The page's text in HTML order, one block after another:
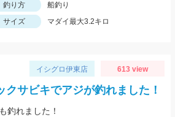
釣り方
船釣り
サイズ マダイ最大3.2キロ
イシグロ伊東店 613 view
クサビキでアジが釣れました！
釣れました！